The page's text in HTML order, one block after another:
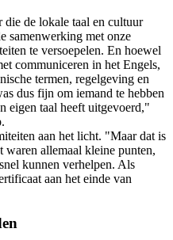
de lokale taal en cultuur
samenwerking met onze
te versoepelen. En hoewel
communiceren in het Engels,
termen, regelgeving en
dus fijn om iemand te hebben
eigen taal heeft uitgevoerd,"
aan het licht. "Maar dat is
waren allemaal kleine punten,
kunnen verhelpen. Als
aan het einde van